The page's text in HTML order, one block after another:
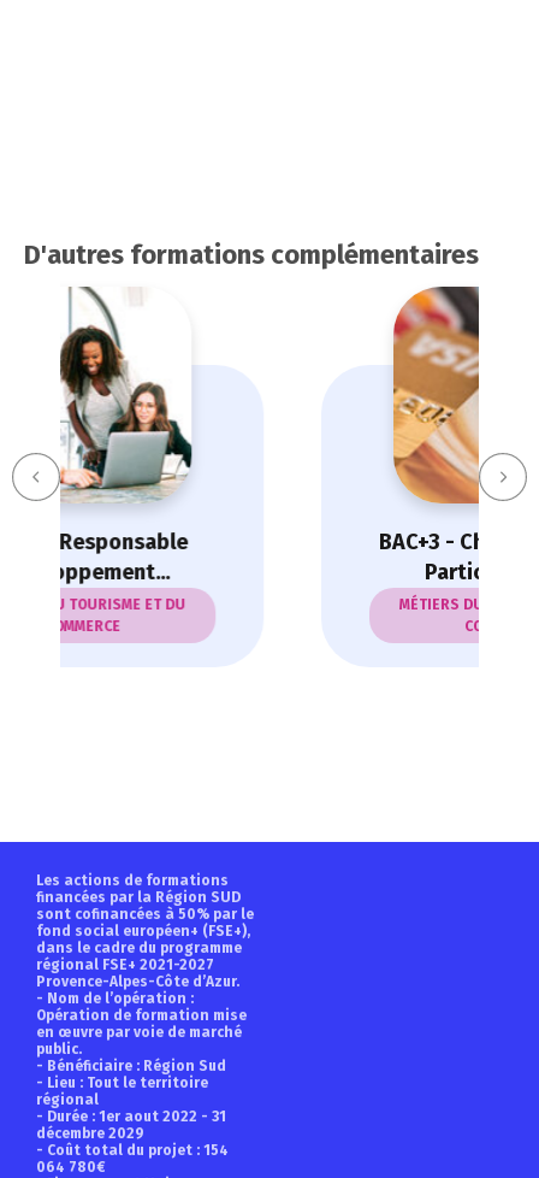
D'autres formations complémentaires
BAC+3 - Chargé Clientèle
MÉTIERS DU TOURISME ET DU
Les actions de formations
financées par la Région SUD
sont cofinancées à 50% par le
fond social européen+ (FSE+),
dans le cadre du programme
régional FSE+ 2021-2027
Provence-Alpes-Côte d’Azur.
- Nom de l’opération :
Opération de formation mise
en œuvre par voie de marché
public.
- Bénéficiaire : Région Sud
- Lieu : Tout le territoire
régional
- Durée : 1er aout 2022 - 31
décembre 2029
- Coût total du projet : 154
064 780€